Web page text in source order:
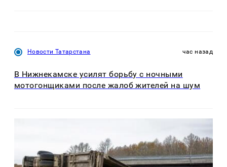
Новости Татарстана час назад
В Нижнекамске усилят борьбу с ночными
мотогонщиками после жалоб жителей на шум